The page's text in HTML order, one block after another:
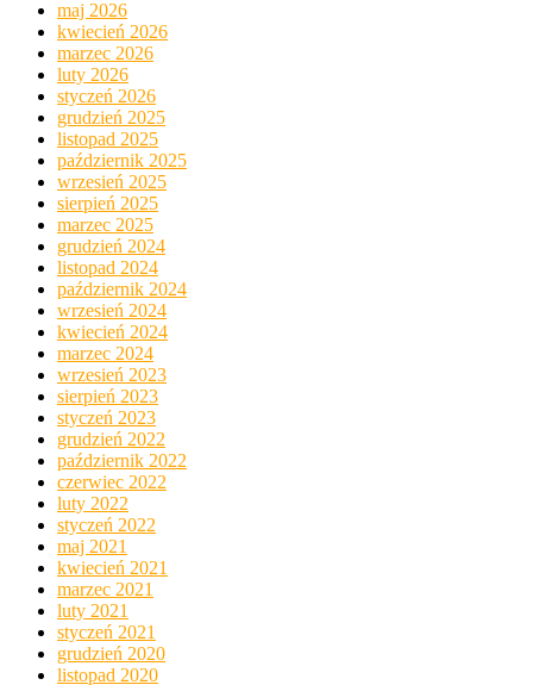
maj 2026
kwiecień 2026
marzec 2026
luty 2026
styczeń 2026
grudzień 2025
listopad 2025
październik 2025
wrzesień 2025
sierpień 2025
marzec 2025
grudzień 2024
listopad 2024
październik 2024
wrzesień 2024
kwiecień 2024
marzec 2024
wrzesień 2023
sierpień 2023
styczeń 2023
grudzień 2022
październik 2022
czerwiec 2022
luty 2022
styczeń 2022
maj 2021
kwiecień 2021
marzec 2021
luty 2021
styczeń 2021
grudzień 2020
listopad 2020